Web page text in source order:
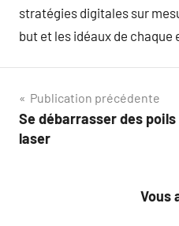
stratégies digitales sur
but et les idéaux de chaque
Navigation
de
Publication précédente
Se débarrasser des
laser
Vous